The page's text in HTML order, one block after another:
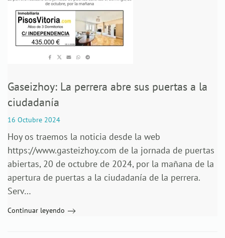
Gaseizhoy: La perrera abre sus puertas a la
ciudadanía
16 Octubre 2024
Hoy os traemos la noticia desde la web
https://www.gasteizhoy.com de la jornada de puertas
abiertas, 20 de octubre de 2024, por la mañana de la
apertura de puertas a la ciudadanía de la perrera.
Serv…
Continuar leyendo